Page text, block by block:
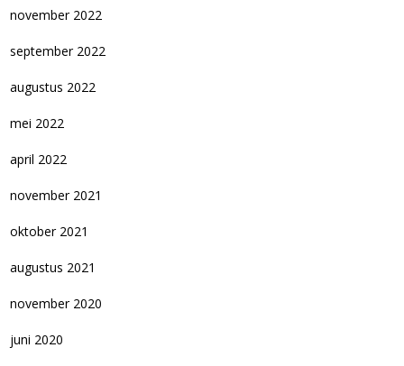
november 2022
september 2022
augustus 2022
mei 2022
april 2022
november 2021
oktober 2021
augustus 2021
november 2020
juni 2020